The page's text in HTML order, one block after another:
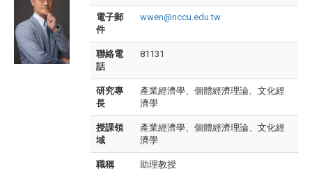
電子郵
件
wwen@nccu.edu.tw
聯絡電
話
81131
研究專
長
產業經濟學、個體經濟理論、文化經
濟學
授課領
域
產業經濟學、個體經濟理論、文化經
濟學
職稱 助理教授